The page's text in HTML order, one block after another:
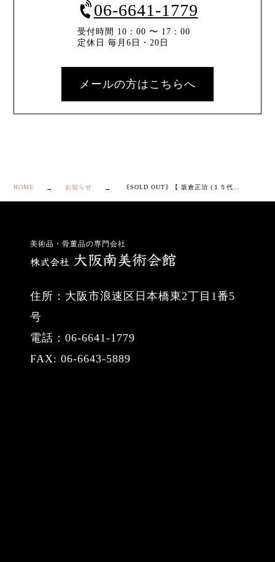
06-6641-1779
受付時間 10：00 〜 17：00
定休日 毎月6日・20日
メールの方はこちらへ
HOME お知らせ
美術品・骨董品の専門会社
住所：大阪市浪速区日本橋東2丁目1番5
号
電話：06-6641-1779
FAX: 06-6643-5889